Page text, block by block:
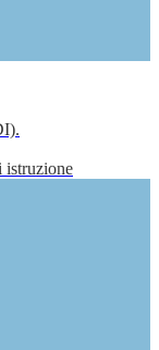
istruzione